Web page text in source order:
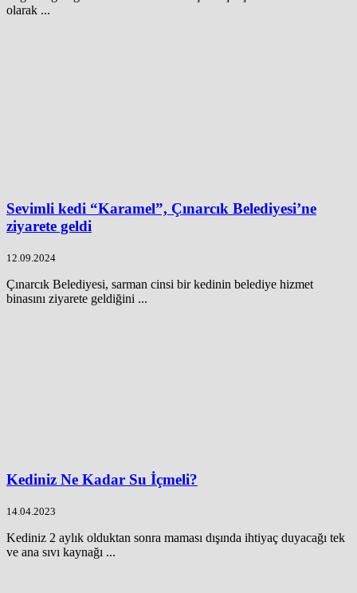
olarak ...
Sevimli kedi “Karamel”, Çınarcık Belediyesi’ne
ziyarete geldi
12.09.2024
Çınarcık Belediyesi, sarman cinsi bir kedinin belediye hizmet
binasını ziyarete geldiğini ...
Kediniz Ne Kadar Su İçmeli?
14.04.2023
Kediniz 2 aylık olduktan sonra maması dışında ihtiyaç duyacağı tek
ve ana sıvı kaynağı ...